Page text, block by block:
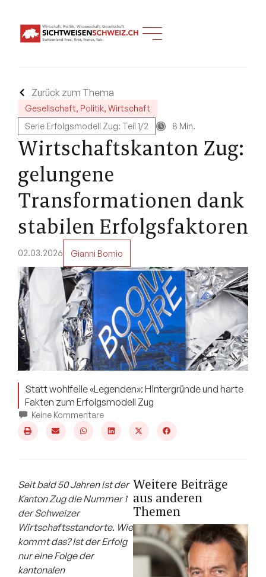
Zurück zum Thema
Gesellschaft, Politik, Wirtschaft
Serie Erfolgsmodell Zug: Teil 1/2
8 Min.
Wirtschaftskanton Zug:
gelungene
Transformationen dank
stabilen Erfolgsfaktoren
02.03.2026 Gianni Bomio
Statt wohlfeile «Legenden»: Hintergründe und harte
Fakten zum Erfolgsmodell Zug
Keine Kommentare
Seit bald 50 Jahren ist der
Kanton Zug die Nummer 1
der Schweizer
Wirtschaftsstandorte. Wie
kommt das? Ist der Erfolg
nur eine Folge der
kantonalen
Weitere Beiträge
aus anderen
Themen